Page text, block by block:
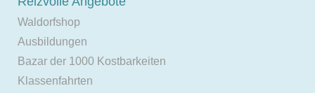
Waldorfshop
Ausbildungen
Bazar der 1000 Kostbarkeiten
Klassenfahrten